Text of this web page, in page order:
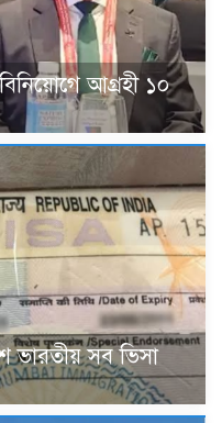
আগ্রহী ১০
ভারতীয় সব ভিসা